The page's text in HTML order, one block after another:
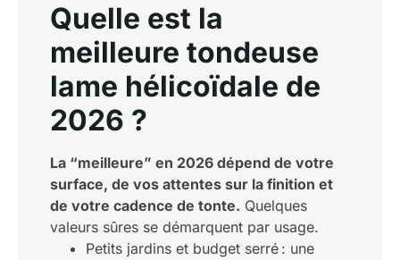
Quelle est la
meilleure tondeuse
lame hélicoïdale de
2026 ?
La “meilleure” en 2026 dépend de votre
surface, de vos attentes sur la finition et
de votre cadence de tonte. Quelques
valeurs sûres se démarquent par usage.
Petits jardins et budget serré : une